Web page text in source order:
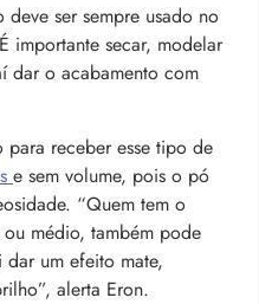
ser sempre usado no
importante secar, modelar
dar o acabamento com
receber esse tipo de
e sem volume, pois o pó
“Quem tem o
médio, também pode
dar um efeito mate,
alerta Eron.